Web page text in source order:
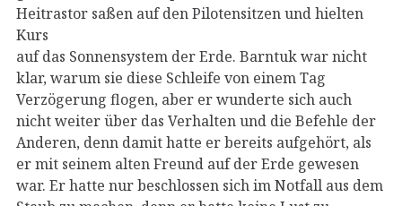
Heitrastor saßen auf den Pilotensitzen und hielten
Kurs
auf das Sonnensystem der Erde. Barntuk war nicht
klar, warum sie diese Schleife von einem Tag
Verzögerung flogen, aber er wunderte sich auch
nicht weiter über das Verhalten und die Befehle der
Anderen, denn damit hatte er bereits aufgehört, als
er mit seinem alten Freund auf der Erde gewesen
war. Er hatte nur beschlossen sich im Notfall aus dem